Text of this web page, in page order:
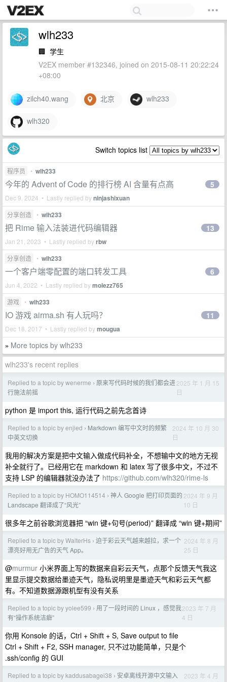
wlh233
🏢 学生
V2EX member #132346, joined on 2015-08-11 20:22:24
+08:00
zilch40.wang 北京 wlh233
wlh320
Switch topics list
程序员 • wlh233
今年的 Advent of Code 的排行榜 AI 含量有点高
Dec 9, 2024 • Lastly replied byninjashixuan
5
分享创造 • wlh233
把 Rime 输入法装进代码编辑器
Jan 21, 2023 • Lastly replied byrbw
13
分享创造 • wlh233
一个客户端零配置的端口转发工具
Jun 4, 2022 • Lastly replied bymolezz765
6
游戏 • wlh233
IO 游戏 airma.sh 有人玩吗？
Dec 18, 2017 • Lastly replied bymougua
11
» More topics by wlh233
wlh233's recent replies
Replied to a topic by wenerme › 原来写代码时候的我们都会进
行施法前摇
2025 年 1 月 15
日
python 是 import this, 运行代码之前先念首诗
Replied to a topic by enjied › Markdown 编写中文时的频繁
中英文切换
2024 年 10 月 30
日
我用的解决方案是把中文输入做成代码补全，不想输中文的地方无视
补全就行了。已经用它在 markdown 和 latex 写了很多中文，不过不
支持 LSP 的编辑器就没办法了 https://github.com/wlh320/rime-ls
Replied to a topic by HOMO114514 › 神人 Google 把打印页面的
Landscape 翻译成了“风光”
2024 年 9 月
10 日
很多年之前谷歌浏览器把 “win 键+句号(period)” 翻译成 “win 键+期间”
Replied to a topic by WalterHs › 迫于彩云天气越来越拉，求一个
漂亮好用无广告的天气 App。
2024 年 8 月
25 日
@murmur 小米界面上写的数据来自彩云天气，点那个反馈天气我这
里显示提交数据给墨迹天气，隐私说明里是墨迹天气和彩云天气都
有。不知道数据源跟机型有没有关系
Replied to a topic by yolee599 › 用了一段时间的 Linux ，感觉我
有“操作系统洁癖”
2023 年 7 月
4 日
你用 Konsole 的话，Ctrl + Shift + S, Save output to file
Ctrl + Shift + F2, SSH manager, 只不过功能简单，只是个
.ssh/config 的 GUI
Replied to a topic by kaddusabagei38 › 安卓离线开源中文输入
2023 年 4 月